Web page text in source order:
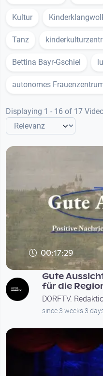
Kultur
Tanz
Bettina Bayr-Gschiel
autonomes
Displaying 1 - 16 of 17
00:17:29
Gute
für die
DORFTV.
since 3 weeks 3